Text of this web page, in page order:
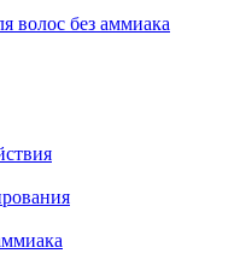
волос без аммиака